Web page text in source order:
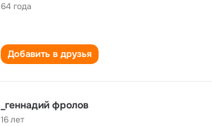
64 года
Добавить в друзья
_геннадий фролов
16 лет